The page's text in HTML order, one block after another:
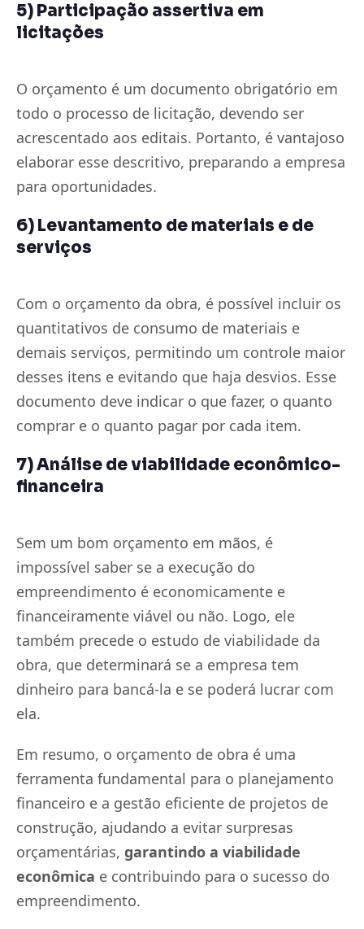
5) Participação assertiva em
licitações
O orçamento é um documento obrigatório em
todo o processo de licitação, devendo ser
acrescentado aos editais. Portanto, é vantajoso
elaborar esse descritivo, preparando a empresa
para oportunidades.
6) Levantamento de materiais e de
serviços
Com o orçamento da obra, é possível incluir os
quantitativos de consumo de materiais e
demais serviços, permitindo um controle maior
desses itens e evitando que haja desvios. Esse
documento deve indicar o que fazer, o quanto
comprar e o quanto pagar por cada item.
7) Análise de viabilidade econômico-
financeira
Sem um bom orçamento em mãos, é
impossível saber se a execução do
empreendimento é economicamente e
financeiramente viável ou não. Logo, ele
também precede o estudo de viabilidade da
obra, que determinará se a empresa tem
dinheiro para bancá-la e se poderá lucrar com
ela.
Em resumo, o orçamento de obra é uma
ferramenta fundamental para o planejamento
financeiro e a gestão eficiente de projetos de
construção, ajudando a evitar surpresas
orçamentárias, garantindo a viabilidade
econômica e contribuindo para o sucesso do
empreendimento.